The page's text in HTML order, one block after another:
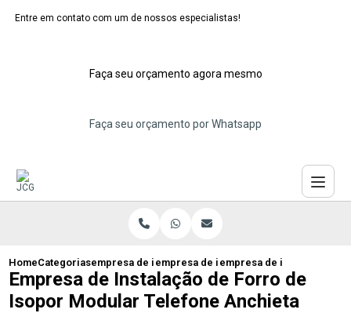
Entre em contato com um de nossos especialistas!
Faça seu orçamento agora mesmo
Faça seu orçamento por Whatsapp
HomeCategoriasempresa de instalacao de forro isopor
empresa de instalacao de forro para
empresa de instalacao
Empresa de Instalação de Forro de
Isopor Modular Telefone Anchieta